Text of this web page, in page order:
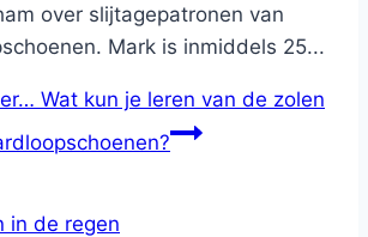
over slijtagepatronen van
Mark is inmiddels 25...
Wat kun je leren van de zolen